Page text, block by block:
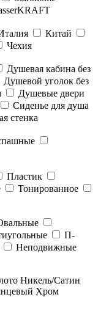
Китай
Чехия
Душевая кабина без
Душевой уголок без
Душевые двери
Сиденье для душа
стенка
Пластик
Тонированное
П-
Неподвижные
Никель/Сатин
Хром